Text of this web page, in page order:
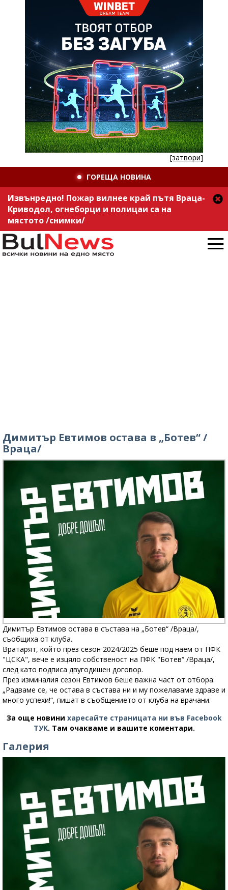
[затвори]
ГОРЕЩА НОВИНА
Извънредно! Пожар вилнее край пътя Враца-
Криводол, огнеборци и полицаи са на
мястото /снимки/
Димитър Евтимов остава в „Ботев“ /
Враца/
Димитър Евтимов остава в състава на „Ботев“ /Враца/,
съобщиха от клуба.
Вратарят, който през сезон 2024/2025 беше под наем от ПФК
"ЦСКА", вече е изцяло собственост на ПФК "Ботев“ /Враца/,
след като подписа двугодишен договор.
През изминалия сезон Евтимов беше важна част от отбора.
„Радваме се, че остава в състава ни и му пожелаваме здраве и
много успехи!“, пишат в съобщението от клуба на врачани.
За още новини харесайте страницата ни във Facebook
ТУК. Там очакваме и вашите коментари.
Галерия